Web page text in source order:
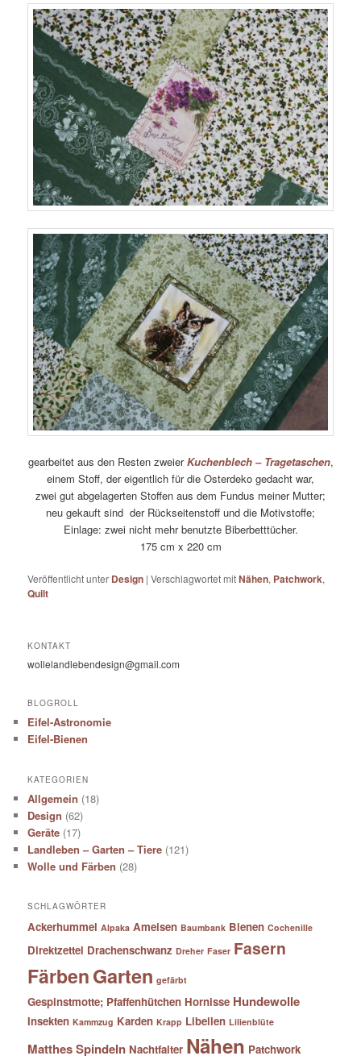
gearbeitet aus den Resten zweierKuchenblech – Tragetaschen,
einem Stoff, der eigentlich für die Osterdeko gedacht war,
zwei gut abgelagerten Stoffen aus dem Fundus meiner Mutter;
neu gekauft sind der Rückseitenstoff und die Motivstoffe;
Einlage: zwei nicht mehr benutzte Biberbetttücher.
175 cm x 220 cm
Veröffentlicht unter Design |Verschlagwortet mitNähen, Patchwork,
Quilt
KONTAKT
wollelandlebendesign@gmail.com
BLOGROLL
Eifel-Astronomie
Eifel-Bienen
KATEGORIEN
Allgemein (18)
Design (62)
Geräte (17)
Landleben – Garten – Tiere (121)
Wolle und Färben (28)
SCHLAGWÖRTER
Ackerhummel Alpaka Ameisen Baumbank Bienen Cochenille
Direktzettel Drachenschwanz Dreher Faser Fasern
FärbenGarten gefärbt
Gespinstmotte; Pfaffenhütchen Hornisse Hundewolle
Insekten Kammzug Karden Krapp Libellen Lilienblüte
Matthes Spindeln Nachtfalter Nähen Patchwork